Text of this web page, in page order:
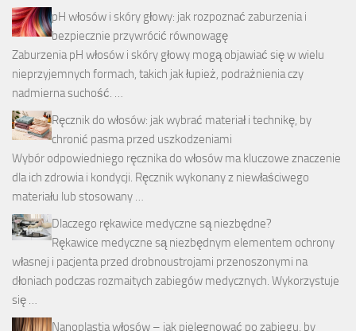
pH włosów i skóry głowy: jak rozpoznać zaburzenia i
bezpiecznie przywrócić równowagę
Zaburzenia pH włosów i skóry głowy mogą objawiać się w wielu
nieprzyjemnych formach, takich jak łupież, podrażnienia czy
nadmierna suchość. …
Ręcznik do włosów: jak wybrać materiał i technikę, by
chronić pasma przed uszkodzeniami
Wybór odpowiedniego ręcznika do włosów ma kluczowe znaczenie
dla ich zdrowia i kondycji. Ręcznik wykonany z niewłaściwego
materiału lub stosowany …
Dlaczego rękawice medyczne są niezbędne?
Rękawice medyczne są niezbędnym elementem ochrony
własnej i pacjenta przed drobnoustrojami przenoszonymi na
dłoniach podczas rozmaitych zabiegów medycznych. Wykorzystuje
się …
Nanoplastia włosów – jak pielęgnować po zabiegu, by